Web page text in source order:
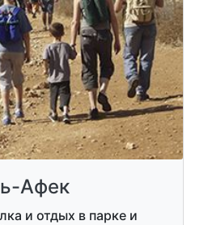
Афек
и отдых в парке и